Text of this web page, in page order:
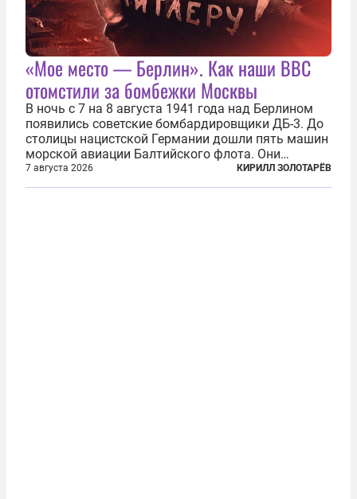
«Мое место — Берлин». Как наши ВВС
отомстили за бомбежки Москвы
В ночь с 7 на 8 августа 1941 года над Берлином
появились советские бомбардировщики ДБ-3. До
столицы нацистской Германии дошли пять машин
морской авиации Балтийского флота. Они
сбросили бомбы на город, который в тот момент
жил в полной уверенности, что война идет где-то
7 августа 2026 КИРИЛЛ ЗОЛОТАРЁВ